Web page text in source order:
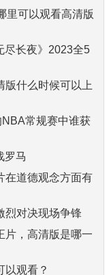
里可以观看高清版
长夜》2023全5
版什么时候可以上
常规赛中谁获
罗马
在道德观念方面有
烈对决现场争锋
片，高清版是哪一
以观看？